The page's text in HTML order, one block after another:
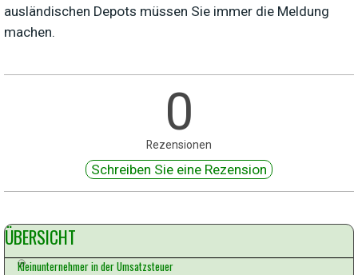
ausländischen Depots müssen Sie immer die Meldung
machen.
0
Rezensionen
Block überspringen ÜBERSICHT
ÜBERSICHT
Kleinunternehmer in der Umsatzsteuer